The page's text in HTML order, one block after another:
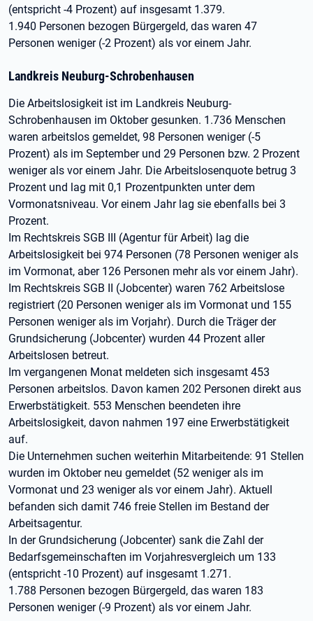
(entspricht -4 Prozent) auf insgesamt 1.379.
1.940 Personen bezogen Bürgergeld, das waren 47
Personen weniger (-2 Prozent) als vor einem Jahr.
Landkreis Neuburg-Schrobenhausen
Die Arbeitslosigkeit ist im Landkreis Neuburg-
Schrobenhausen im Oktober gesunken. 1.736 Menschen
waren arbeitslos gemeldet, 98 Personen weniger (-5
Prozent) als im September und 29 Personen bzw. 2 Prozent
weniger als vor einem Jahr. Die Arbeitslosenquote betrug 3
Prozent und lag mit 0,1 Prozentpunkten unter dem
Vormonatsniveau. Vor einem Jahr lag sie ebenfalls bei 3
Prozent.
Im Rechtskreis SGB III (Agentur für Arbeit) lag die
Arbeitslosigkeit bei 974 Personen (78 Personen weniger als
im Vormonat, aber 126 Personen mehr als vor einem Jahr).
Im Rechtskreis SGB II (Jobcenter) waren 762 Arbeitslose
registriert (20 Personen weniger als im Vormonat und 155
Personen weniger als im Vorjahr). Durch die Träger der
Grundsicherung (Jobcenter) wurden 44 Prozent aller
Arbeitslosen betreut.
Im vergangenen Monat meldeten sich insgesamt 453
Personen arbeitslos. Davon kamen 202 Personen direkt aus
Erwerbstätigkeit. 553 Menschen beendeten ihre
Arbeitslosigkeit, davon nahmen 197 eine Erwerbstätigkeit
auf.
Die Unternehmen suchen weiterhin Mitarbeitende: 91 Stellen
wurden im Oktober neu gemeldet (52 weniger als im
Vormonat und 23 weniger als vor einem Jahr). Aktuell
befanden sich damit 746 freie Stellen im Bestand der
Arbeitsagentur.
In der Grundsicherung (Jobcenter) sank die Zahl der
Bedarfsgemeinschaften im Vorjahresvergleich um 133
(entspricht -10 Prozent) auf insgesamt 1.271.
1.788 Personen bezogen Bürgergeld, das waren 183
Personen weniger (-9 Prozent) als vor einem Jahr.